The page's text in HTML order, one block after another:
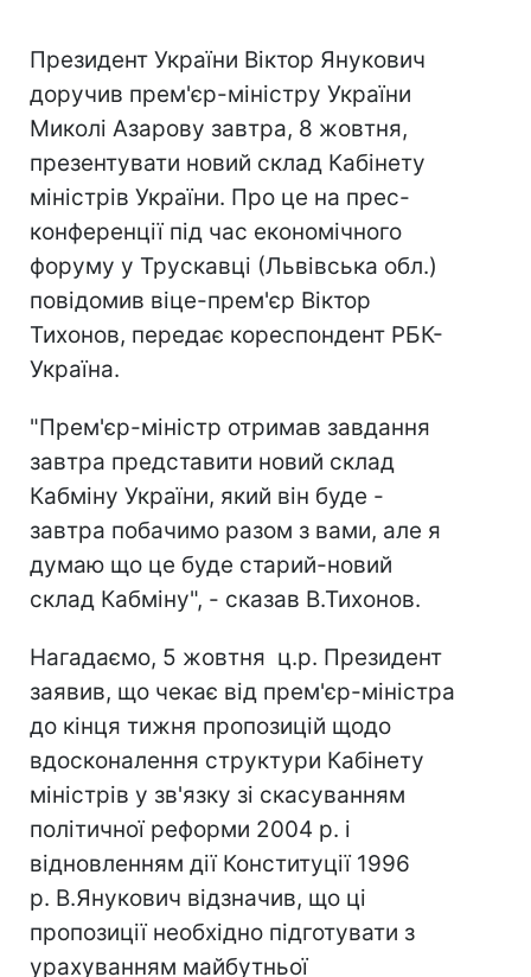
Президент України Віктор Янукович
доручив прем'єр-міністру України
Миколі Азарову завтра, 8 жовтня,
презентувати новий склад Кабінету
міністрів України. Про це на прес-
конференції під час економічного
форуму у Трускавці (Львівська обл.)
повідомив віце-прем'єр Віктор
Тихонов, передає кореспондент РБК-
Україна.
"Прем'єр-міністр отримав завдання
завтра представити новий склад
Кабміну України, який він буде -
завтра побачимо разом з вами, але я
думаю що це буде старий-новий
склад Кабміну", - сказав В.Тихонов.
Нагадаємо, 5 жовтня ц.р. Президент
заявив, що чекає від прем'єр-міністра
до кінця тижня пропозицій щодо
вдосконалення структури Кабінету
міністрів у зв'язку зі скасуванням
політичної реформи 2004 р. і
відновленням дії Конституції 1996
р. В.Янукович відзначив, що ці
пропозиції необхідно підготувати з
урахуванням майбутньої